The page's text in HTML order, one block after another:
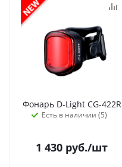
Фонарь D-Light CG-422R
Есть в наличии (5)
1 430 руб./шт